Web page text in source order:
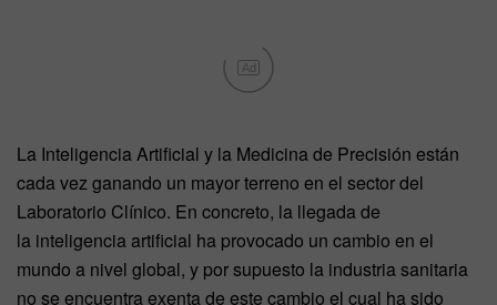
Ad
La Inteligencia Artificial y la Medicina de Precisión están
cada vez ganando un mayor terreno en el sector del
Laboratorio Clínico. En concreto, la llegada de
la inteligencia artificial ha provocado un cambio en el
mundo a nivel global, y por supuesto la industria sanitaria
no se encuentra exenta de este cambio el cual ha sido